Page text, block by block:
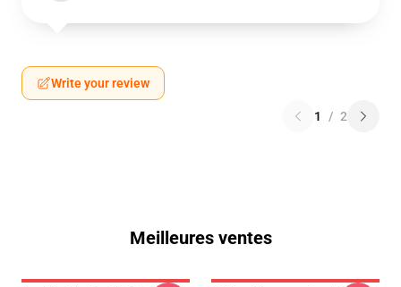
Write your review
1 / 2
Meilleures ventes